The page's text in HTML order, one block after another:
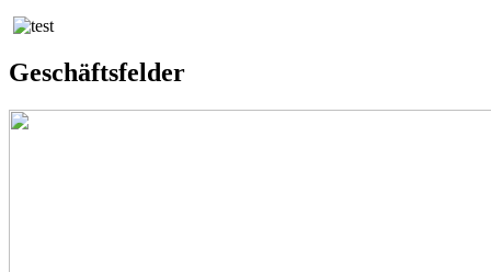
Geschäftsfelder